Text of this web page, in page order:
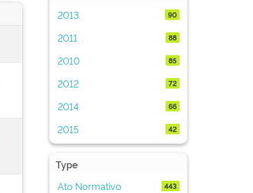
2013
90
2011 88
2010 85
2012 72
2014 66
2015 42
Type
Ato Normativo
443